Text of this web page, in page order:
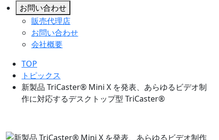
お問い合わせ
販売代理店
お問い合わせ
会社概要
TOP
トピックス
新製品 TriCaster® Mini X を発表、あらゆるビデオ制
作に対応するデスクトップ型 TriCaster®